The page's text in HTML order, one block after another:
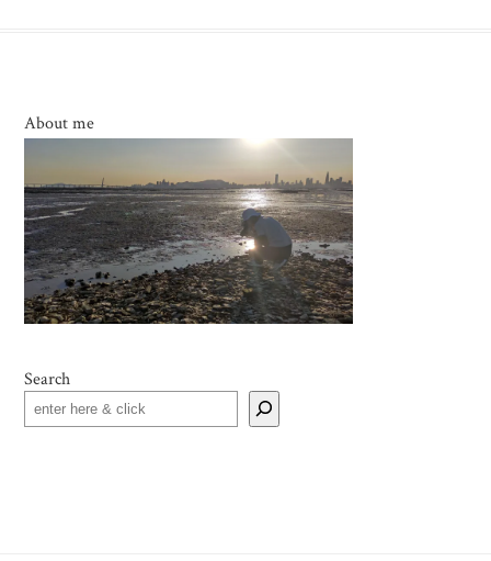
About me
Search